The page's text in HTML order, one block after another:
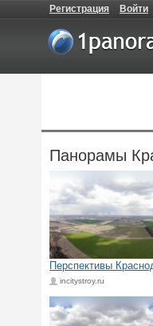
Регистрация Войти
Панорамы
Перспективы
incitystroy.ru